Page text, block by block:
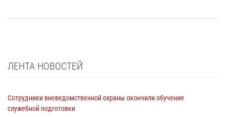
ЛЕНТА НОВОСТЕЙ
Сотрудники вневедомственной охраны окончили обучение
служебной подготовки